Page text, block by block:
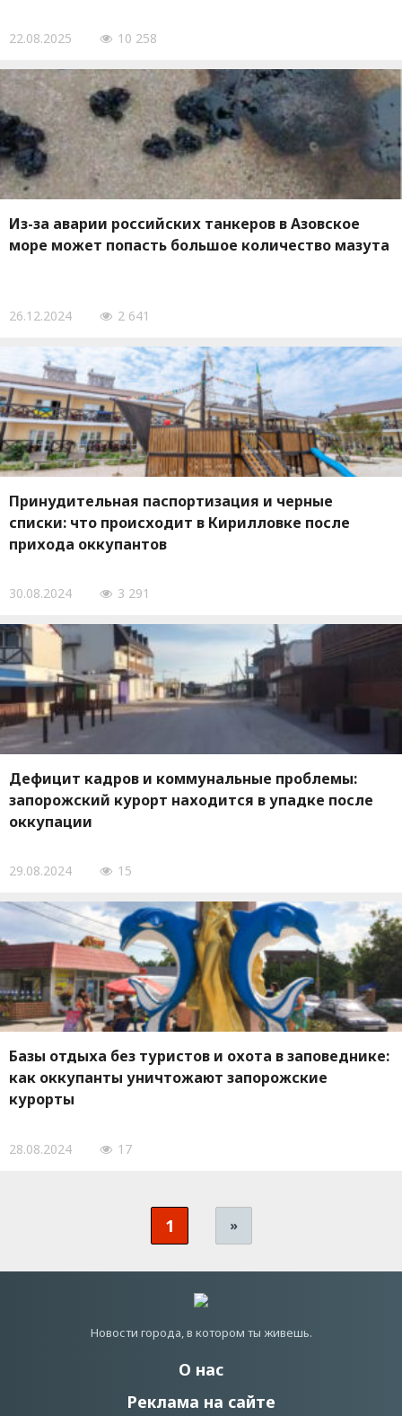
22.08.2025 10 258
Из-за аварии российских танкеров в Азовское
море может попасть большое количество мазута
26.12.2024 2 641
Принудительная паспортизация и черные
списки: что происходит в Кирилловке после
прихода оккупантов
30.08.2024 3 291
Дефицит кадров и коммунальные проблемы:
запорожский курорт находится в упадке после
оккупации
29.08.2024 15
Базы отдыха без туристов и охота в заповеднике:
как оккупанты уничтожают запорожские
курорты
28.08.2024 17
1 »
Новости города, в котором ты живешь.
О нас
Реклама на сайте